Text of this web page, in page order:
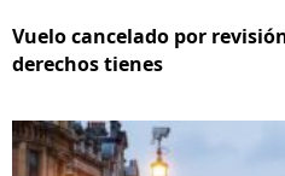
Vuelo cancelado por
derechos tienes